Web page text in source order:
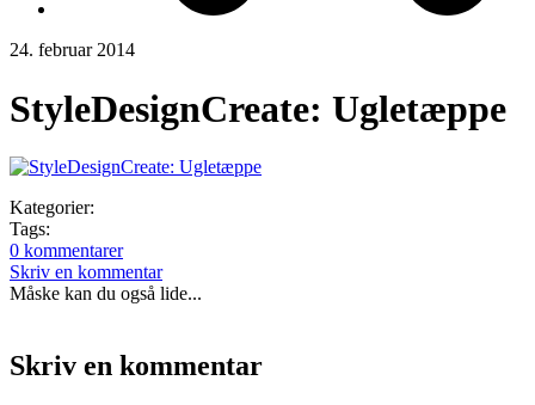
24. februar 2014
StyleDesignCreate: Ugletæppe
Kategorier:
Tags:
0 kommentarer
Skriv en kommentar
Måske kan du også lide...
Skriv en kommentar